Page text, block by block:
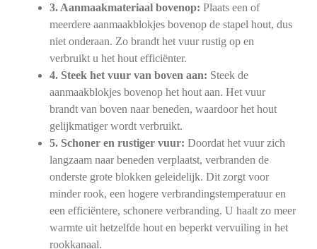
3. Aanmaakmateriaal bovenop: Plaats een of
meerdere aanmaakblokjes bovenop de stapel hout, dus
niet onderaan. Zo brandt het vuur rustig op en
verbruikt u het hout efficiënter.
4. Steek het vuur van boven aan: Steek de
aanmaakblokjes bovenop het hout aan. Het vuur
brandt van boven naar beneden, waardoor het hout
gelijkmatiger wordt verbruikt.
5. Schoner en rustiger vuur: Doordat het vuur zich
langzaam naar beneden verplaatst, verbranden de
onderste grote blokken geleidelijk. Dit zorgt voor
minder rook, een hogere verbrandingstemperatuur en
een efficiëntere, schonere verbranding. U haalt zo meer
warmte uit hetzelfde hout en beperkt vervuiling in het
rookkanaal.